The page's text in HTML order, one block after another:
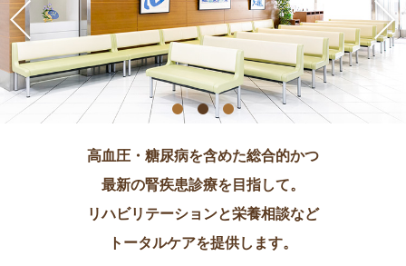
高血圧・糖尿病を含めた総合的かつ
最新の腎疾患診療を目指して。
リハビリテーションと栄養相談など
トータルケアを提供します。